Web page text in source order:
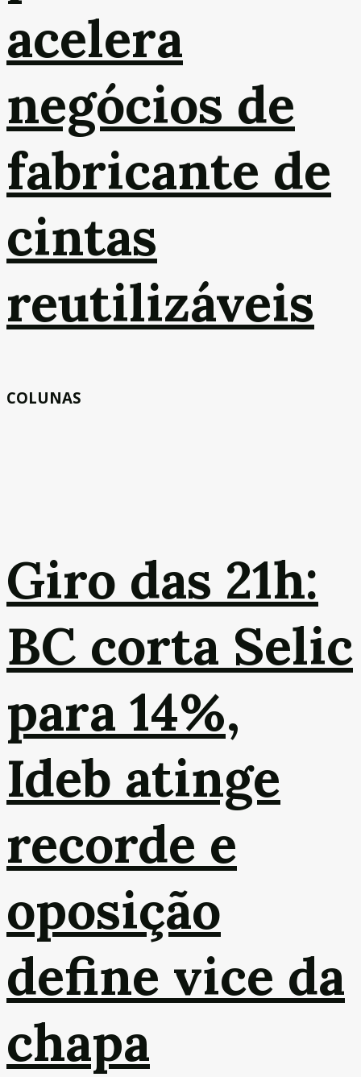
acelera
negócios de
fabricante de
cintas
reutilizáveis
COLUNAS
Giro das 21h:
BC corta Selic
para 14%,
Ideb atinge
recorde e
oposição
define vice da
chapa